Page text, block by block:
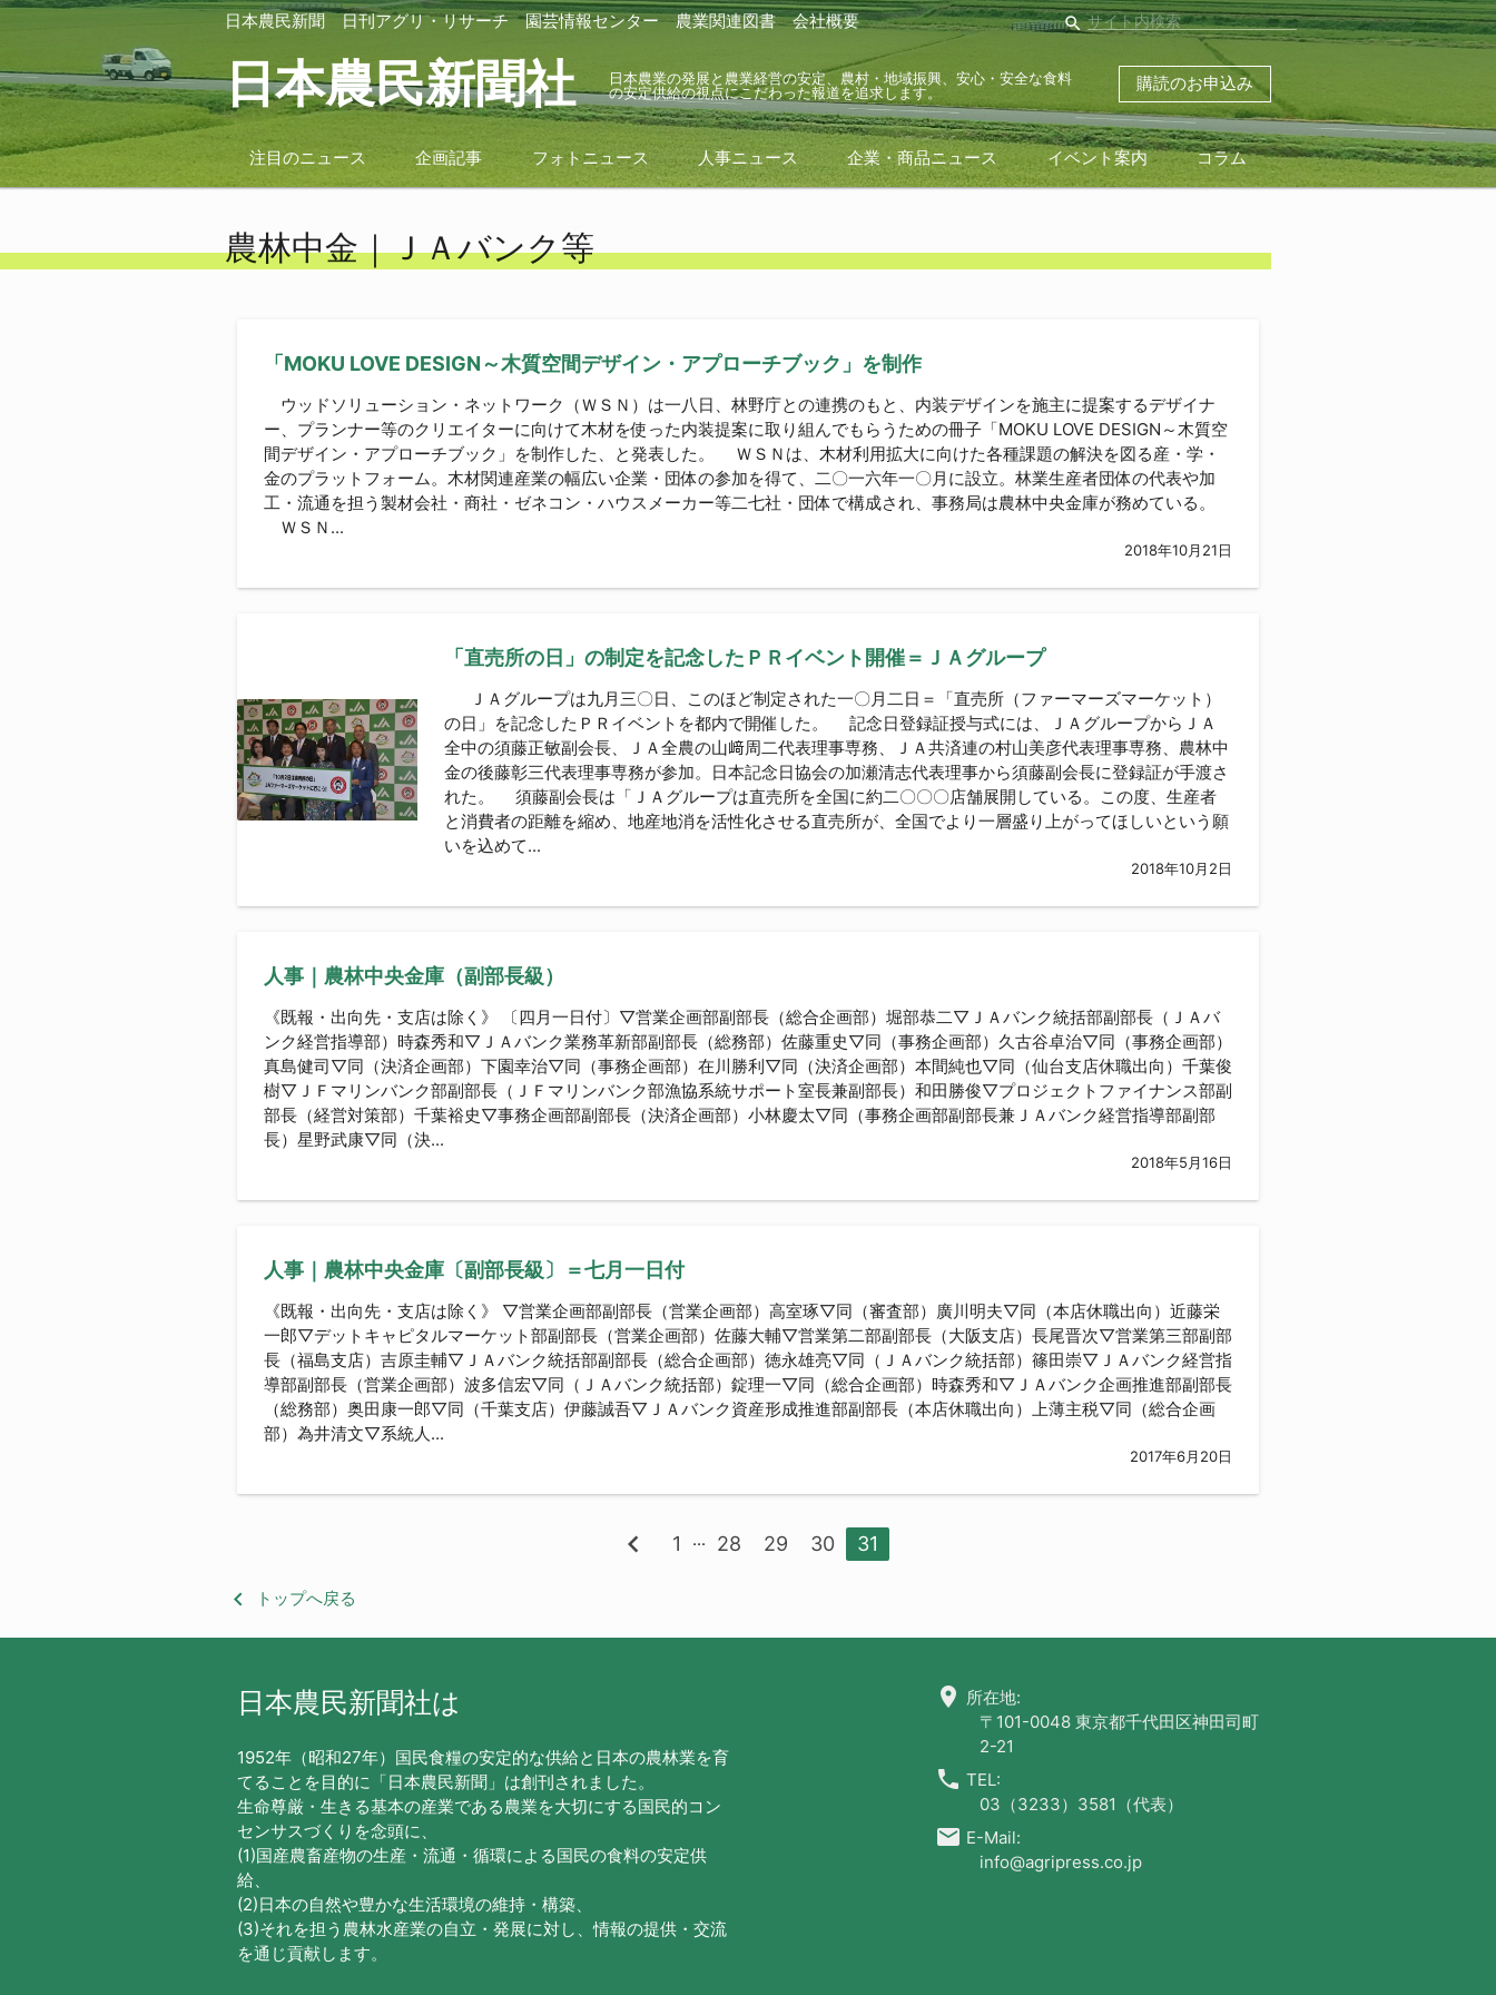
日本農民新聞 日刊アグリ・リサーチ 園芸情報センター 農業関連図書 会社概要 search
日本農民新聞社
日本農業の発展と農業経営の安定、農村・地域振興、安心・安全な食料
の安定供給の視点にこだわった報道を追求します。
購読のお申込み
注目のニュース 企画記事 フォトニュース 人事ニュース 企業・商品ニュース イベント案内 コラム
農林中金｜ＪＡバンク等
「MOKU LOVE DESIGN～木質空間デザイン・アプローチブック」を制作
ウッドソリューション・ネットワーク（ＷＳＮ）は一八日、林野庁との連携のもと、内装デザインを施主に提案するデザイナ
ー、プランナー等のクリエイターに向けて木材を使った内装提案に取り組んでもらうための冊子「MOKU LOVE DESIGN～木質空
間デザイン・アプローチブック」を制作した、と発表した。 ＷＳＮは、木材利用拡大に向けた各種課題の解決を図る産・学・
金のプラットフォーム。木材関連産業の幅広い企業・団体の参加を得て、二〇一六年一〇月に設立。林業生産者団体の代表や加
工・流通を担う製材会社・商社・ゼネコン・ハウスメーカー等二七社・団体で構成され、事務局は農林中央金庫が務めている。
ＷＳＮ...
2018年10月21日
「直売所の日」の制定を記念したＰＲイベント開催＝ＪＡグループ
ＪＡグループは九月三〇日、このほど制定された一〇月二日＝「直売所（ファーマーズマーケット）
の日」を記念したＰＲイベントを都内で開催した。 記念日登録証授与式には、ＪＡグループからＪＡ
全中の須藤正敏副会長、ＪＡ全農の山﨑周二代表理事専務、ＪＡ共済連の村山美彦代表理事専務、農林中
金の後藤彰三代表理事専務が参加。日本記念日協会の加瀬清志代表理事から須藤副会長に登録証が手渡さ
れた。 須藤副会長は「ＪＡグループは直売所を全国に約二〇〇〇店舗展開している。この度、生産者
と消費者の距離を縮め、地産地消を活性化させる直売所が、全国でより一層盛り上がってほしいという願
いを込めて...
2018年10月2日
人事｜農林中央金庫（副部長級）
《既報・出向先・支店は除く》 〔四月一日付〕▽営業企画部副部長（総合企画部）堀部恭二▽ＪＡバンク統括部副部長（ＪＡバ
ンク経営指導部）時森秀和▽ＪＡバンク業務革新部副部長（総務部）佐藤重史▽同（事務企画部）久古谷卓治▽同（事務企画部）
真島健司▽同（決済企画部）下園幸治▽同（事務企画部）在川勝利▽同（決済企画部）本間純也▽同（仙台支店休職出向）千葉俊
樹▽ＪＦマリンバンク部副部長（ＪＦマリンバンク部漁協系統サポート室長兼副部長）和田勝俊▽プロジェクトファイナンス部副
部長（経営対策部）千葉裕史▽事務企画部副部長（決済企画部）小林慶太▽同（事務企画部副部長兼ＪＡバンク経営指導部副部
長）星野武康▽同（決...
2018年5月16日
人事｜農林中央金庫〔副部長級〕＝七月一日付
《既報・出向先・支店は除く》 ▽営業企画部副部長（営業企画部）高室琢▽同（審査部）廣川明夫▽同（本店休職出向）近藤栄
一郎▽デットキャピタルマーケット部副部長（営業企画部）佐藤大輔▽営業第二部副部長（大阪支店）長尾晋次▽営業第三部副部
長（福島支店）吉原圭輔▽ＪＡバンク統括部副部長（総合企画部）徳永雄亮▽同（ＪＡバンク統括部）篠田崇▽ＪＡバンク経営指
導部副部長（営業企画部）波多信宏▽同（ＪＡバンク統括部）錠理一▽同（総合企画部）時森秀和▽ＪＡバンク企画推進部副部長
（総務部）奥田康一郎▽同（千葉支店）伊藤誠吾▽ＪＡバンク資産形成推進部副部長（本店休職出向）上薄主税▽同（総合企画
部）為井清文▽系統人...
2017年6月20日
chevron_left 1 ... 28 29 30 31
keyboard_arrow_left トップへ戻る
日本農民新聞社は
1952年（昭和27年）国民食糧の安定的な供給と日本の農林業を育
てることを目的に「日本農民新聞」は創刊されました。
生命尊厳・生きる基本の産業である農業を大切にする国民的コン
センサスづくりを念頭に、
(1)国産農畜産物の生産・流通・循環による国民の食料の安定供
給、
(2)日本の自然や豊かな生活環境の維持・構築、
(3)それを担う農林水産業の自立・発展に対し、情報の提供・交流
を通じ貢献します。
location_on 所在地:
〒101-0048 東京都千代田区神田司町
2-21
call TEL:
03（3233）3581（代表）
email E-Mail:
info@agripress.co.jp